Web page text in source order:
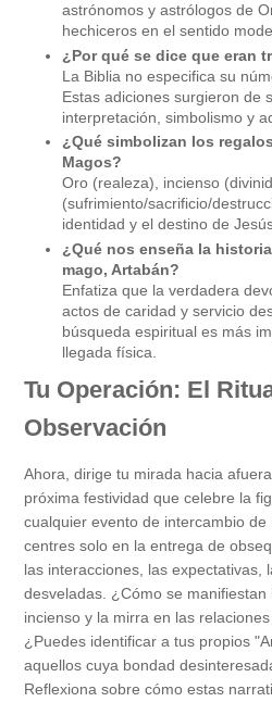
astrónomos y astrólogos de
hechiceros en el sentido
¿Por qué se dice que eran
La Biblia no especifica su
Estas adiciones surgieron de
interpretación, simbolismo y
¿Qué simbolizan los
Magos?
Oro (realeza), incienso
(sufrimiento/sacrificio/
identidad y el destino de
¿Qué nos enseña la
mago, Artabán?
Enfatiza que la verdadera
actos de caridad y servicio
búsqueda espiritual es más
llegada física.
Tu Operación: El
Observación
Ahora, dirige tu mirada hacia
próxima festividad que celebre la
cualquier evento de intercambio
centres solo en la entrega de
las interacciones, las expectativas,
desveladas. ¿Cómo se
incienso y la mirra en las
¿Puedes identificar a tus propios
aquellos cuya bondad
Reflexiona sobre cómo estas